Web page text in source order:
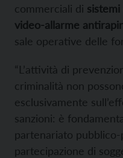
commerciali di sistemi
video-allarme
sale operative delle
“L’attività di
criminalità non
esclusivamente
sanzioni: è
partenariato
partecipazione di